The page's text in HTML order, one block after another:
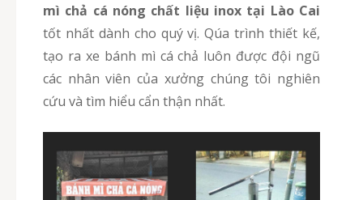
mì chả cá nóng chất liệu inox tại Lào Cai
tốt nhất dành cho quý vị. Qúa trình thiết kế,
tạo ra xe bánh mì cá chả luôn được đội ngũ
các nhân viên của xưởng chúng tôi nghiên
cứu và tìm hiểu cẩn thận nhất.